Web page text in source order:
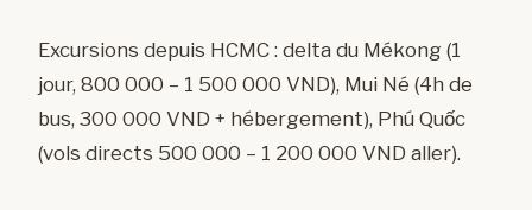
Excursions depuis HCMC : delta du Mékong (1
jour, 800 000 – 1 500 000 VND), Mui Né (4h de
bus, 300 000 VND + hébergement), Phú Quốc
(vols directs 500 000 – 1 200 000 VND aller).